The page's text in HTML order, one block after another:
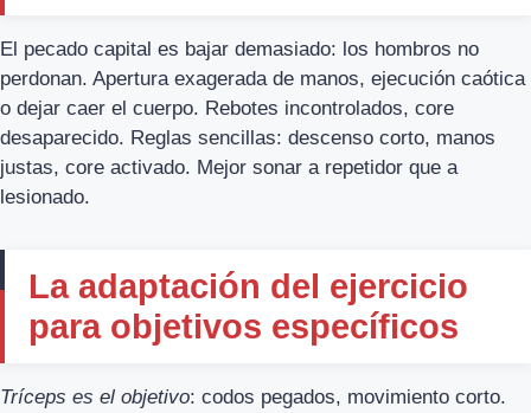
El pecado capital es bajar demasiado: los hombros no
perdonan. Apertura exagerada de manos, ejecución caótica
o dejar caer el cuerpo. Rebotes incontrolados, core
desaparecido. Reglas sencillas: descenso corto, manos
justas, core activado. Mejor sonar a repetidor que a
lesionado.
La adaptación del ejercicio
para objetivos específicos
Tríceps es el objetivo: codos pegados, movimiento corto.